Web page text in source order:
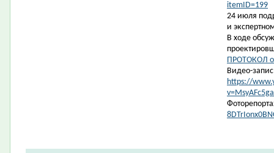
itemID=199
24 июля
и
В ходе
ПРОТОКОЛ
Видео-
https://